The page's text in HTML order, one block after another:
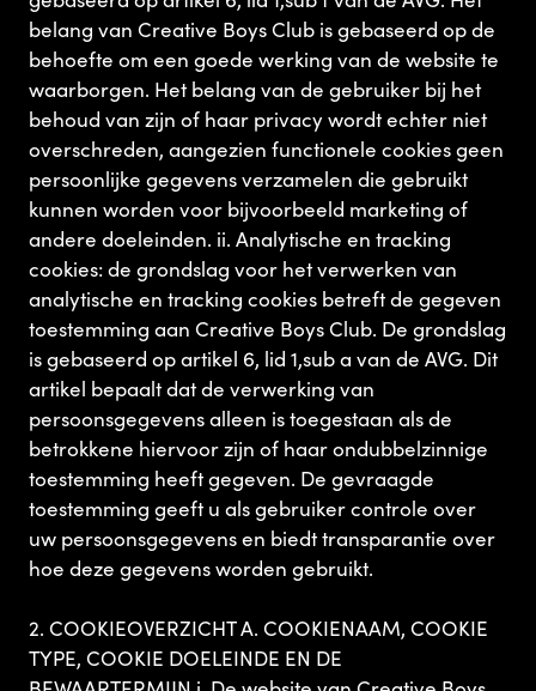
belang van Creative Boys Club is gebaseerd op de
behoefte om een goede werking van de website te
waarborgen. Het belang van de gebruiker bij het
behoud van zijn of haar privacy wordt echter niet
overschreden, aangezien functionele cookies geen
persoonlijke gegevens verzamelen die gebruikt
kunnen worden voor bijvoorbeeld marketing of
andere doeleinden. ii. Analytische en tracking
cookies: de grondslag voor het verwerken van
analytische en tracking cookies betreft de gegeven
toestemming aan Creative Boys Club. De grondslag
is gebaseerd op artikel 6, lid 1,sub a van de AVG. Dit
artikel bepaalt dat de verwerking van
persoonsgegevens alleen is toegestaan als de
betrokkene hiervoor zijn of haar ondubbelzinnige
toestemming heeft gegeven. De gevraagde
toestemming geeft u als gebruiker controle over
uw persoonsgegevens en biedt transparantie over
hoe deze gegevens worden gebruikt.
2. COOKIEOVERZICHT A. COOKIENAAM, COOKIE
TYPE, COOKIE DOELEINDE EN DE